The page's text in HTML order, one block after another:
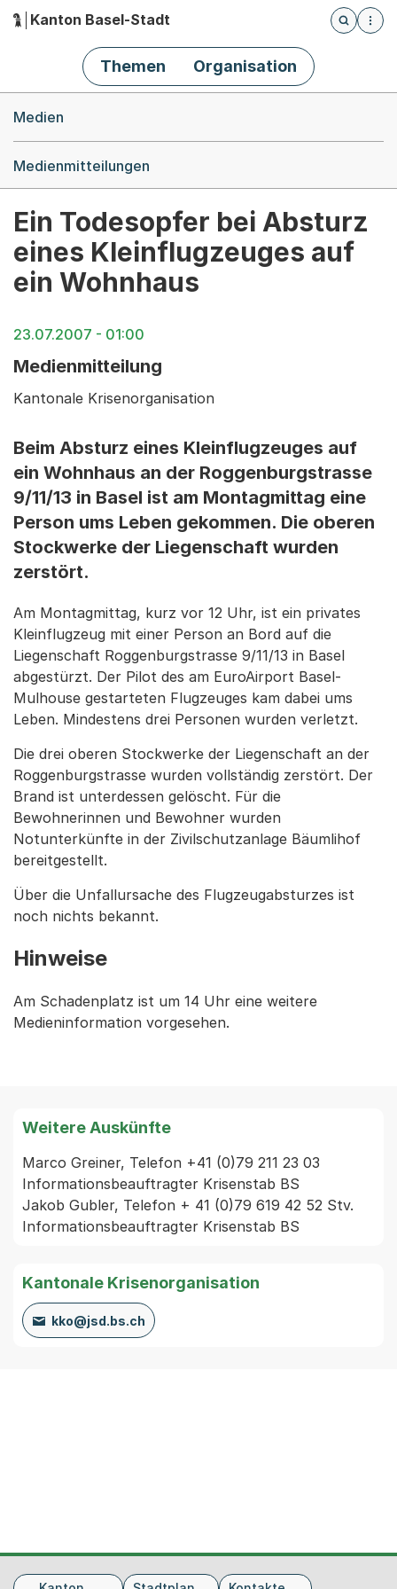
Hauptnavigation
Kanton Basel-Stadt
Öffnet
Themen Organisation
Medien
Medienmitteilungen
Ein Todesopfer bei Absturz
eines Kleinflugzeuges auf
ein Wohnhaus
23.07.2007 - 01:00
Medienmitteilung
Kantonale Krisenorganisation
Beim Absturz eines Kleinflugzeuges auf
ein Wohnhaus an der Roggenburgstrasse
9/11/13 in Basel ist am Montagmittag eine
Person ums Leben gekommen. Die oberen
Stockwerke der Liegenschaft wurden
zerstört.
Am Montagmittag, kurz vor 12 Uhr, ist ein privates
Kleinflugzeug mit einer Person an Bord auf die
Liegenschaft Roggenburgstrasse 9/11/13 in Basel
abgestürzt. Der Pilot des am EuroAirport Basel-
Mulhouse gestarteten Flugzeuges kam dabei ums
Leben. Mindestens drei Personen wurden verletzt.
Die drei oberen Stockwerke der Liegenschaft an der
Roggenburgstrasse wurden vollständig zerstört. Der
Brand ist unterdessen gelöscht. Für die
Bewohnerinnen und Bewohner wurden
Notunterkünfte in der Zivilschutzanlage Bäumlihof
bereitgestellt.
Über die Unfallursache des Flugzeugabsturzes ist
noch nichts bekannt.
Hinweise
Am Schadenplatz ist um 14 Uhr eine weitere
Medieninformation vorgesehen.
Weitere Auskünfte
Marco Greiner, Telefon +41 (0)79 211 23 03
Informationsbeauftragter Krisenstab BS
Jakob Gubler, Telefon + 41 (0)79 619 42 52 Stv.
Informationsbeauftragter Krisenstab BS
Kantonale Krisenorganisation
kko@jsd.bs.ch
Fusszeile